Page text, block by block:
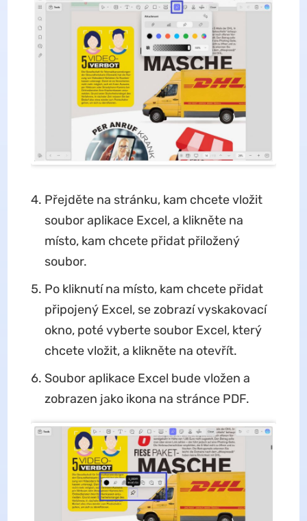
Přejděte na stránku, kam chcete vložit
soubor aplikace Excel, a klikněte na
místo, kam chcete přidat přiložený
soubor.
Po kliknutí na místo, kam chcete přidat
připojený Excel, se zobrazí vyskakovací
okno, poté vyberte soubor Excel, který
chcete vložit, a klikněte na otevřít.
Soubor aplikace Excel bude vložen a
zobrazen jako ikona na stránce PDF.